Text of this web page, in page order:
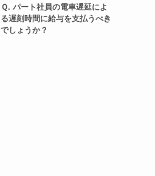
Ｑ. パート社員の電車遅延によ
る遅刻時間に給与を支払うべき
でしょうか？